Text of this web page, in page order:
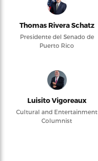
Thomas Rivera Schatz
Presidente del Senado de
Puerto Rico
Luisito Vigoreaux
Cultural and Entertainment
Columnist